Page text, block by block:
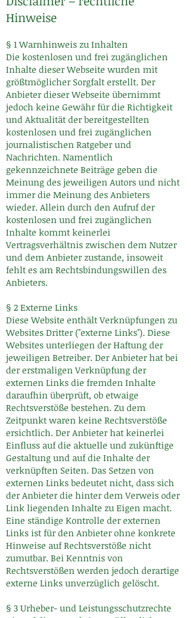
Hinweise
§ 1 Warnhinweis zu Inhalten
Die kostenlosen und frei zugänglichen
Inhalte dieser Webseite wurden mit
größtmöglicher Sorgfalt erstellt. Der
Anbieter dieser Webseite übernimmt
jedoch keine Gewähr für die Richtigkeit
und Aktualität der bereitgestellten
kostenlosen und frei zugänglichen
journalistischen Ratgeber und
Nachrichten. Namentlich
gekennzeichnete Beiträge geben die
Meinung des jeweiligen Autors und nicht
immer die Meinung des Anbieters
wieder. Allein durch den Aufruf der
kostenlosen und frei zugänglichen
Inhalte kommt keinerlei
Vertragsverhältnis zwischen dem Nutzer
und dem Anbieter zustande, insoweit
fehlt es am Rechtsbindungswillen des
Anbieters.
§ 2 Externe Links
Diese Website enthält Verknüpfungen zu
Websites Dritter ("externe Links"). Diese
Websites unterliegen der Haftung der
jeweiligen Betreiber. Der Anbieter hat bei
der erstmaligen Verknüpfung der
externen Links die fremden Inhalte
daraufhin überprüft, ob etwaige
Rechtsverstöße bestehen. Zu dem
Zeitpunkt waren keine Rechtsverstöße
ersichtlich. Der Anbieter hat keinerlei
Einfluss auf die aktuelle und zukünftige
Gestaltung und auf die Inhalte der
verknüpften Seiten. Das Setzen von
externen Links bedeutet nicht, dass sich
der Anbieter die hinter dem Verweis oder
Link liegenden Inhalte zu Eigen macht.
Eine ständige Kontrolle der externen
Links ist für den Anbieter ohne konkrete
Hinweise auf Rechtsverstöße nicht
zumutbar. Bei Kenntnis von
Rechtsverstößen werden jedoch derartige
externe Links unverzüglich gelöscht.
§ 3 Urheber- und Leistungsschutzrechte